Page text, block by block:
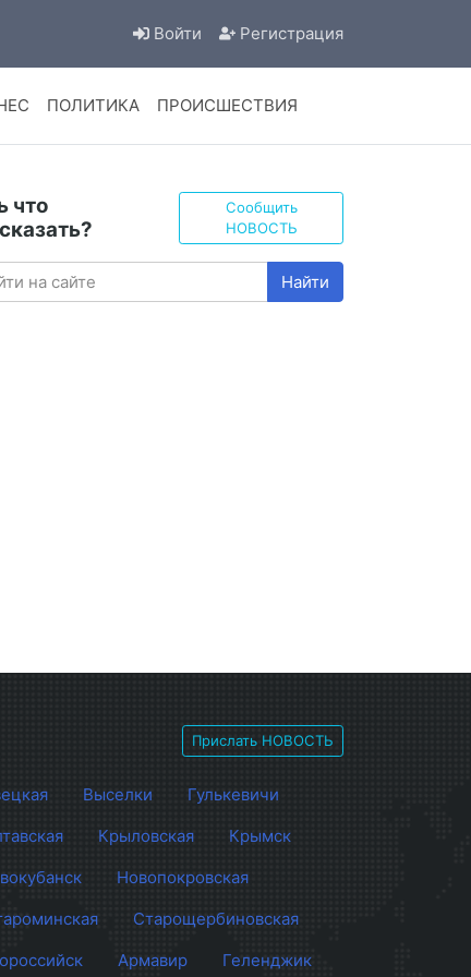
Войти Регистрация
ПОЛИТИКА ПРОИСШЕСТВИЯ
что
Сообщить
НОВОСТЬ
Найти
Прислать НОВОСТЬ
Выселки
Гулькевичи
Крыловская
Крымск
Новопокровская
Старощербиновская
Армавир Геленджик